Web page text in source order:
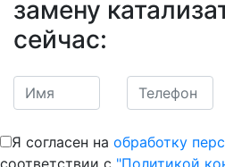
замену
сейчас:
Я согласен на обработку
соответствии с "Политикой